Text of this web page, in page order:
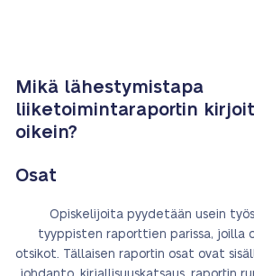
Mikä lähestymistapa
liiketoimintaraportin
oikein?
Osat
Opiskelijoita pyydetään usein
tyyppisten raporttien parissa, joilla
otsikot. Tällaisen raportin osat ovat